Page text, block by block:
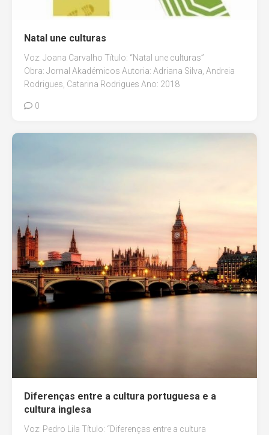
Natal une culturas
Voz: Joana Carvalho Título: “Natal une culturas”
Obra: Jornal Akadémicos Autoria: Adriana Silva, Andreia
Rodrigues, Catarina Rodrigues Ano: 2018
0
Diferenças entre a cultura portuguesa e a
cultura inglesa
Voz: Pedro Lila Título: “Diferenças entre a cultura